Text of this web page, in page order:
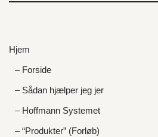
Hjem
– Forside
– Sådan hjælper jeg jer
– Hoffmann Systemet
– “Produkter” (Forløb)